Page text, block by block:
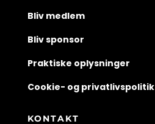
Bliv medlem
Bliv sponsor
Praktiske oplysninger
Cookie- og privatlivspolitik
KONTAKT